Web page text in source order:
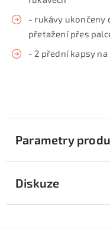
- rukávy ukončeny
přetažení přes
- 2 přední kapsy na
Parametry
Diskuze